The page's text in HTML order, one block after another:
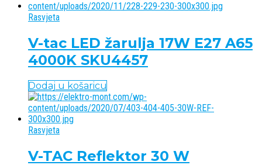
Rasvjeta
V-tac LED žarulja 17W E27 A65
4000K SKU4457
Dodaj u košaricu
Rasvjeta
V-TAC Reflektor 30 W